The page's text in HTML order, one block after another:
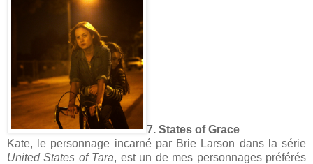
7. States of Grace
Kate, le personnage incarné par Brie Larson dans la série
United States of Tara, est un de mes personnages préférés